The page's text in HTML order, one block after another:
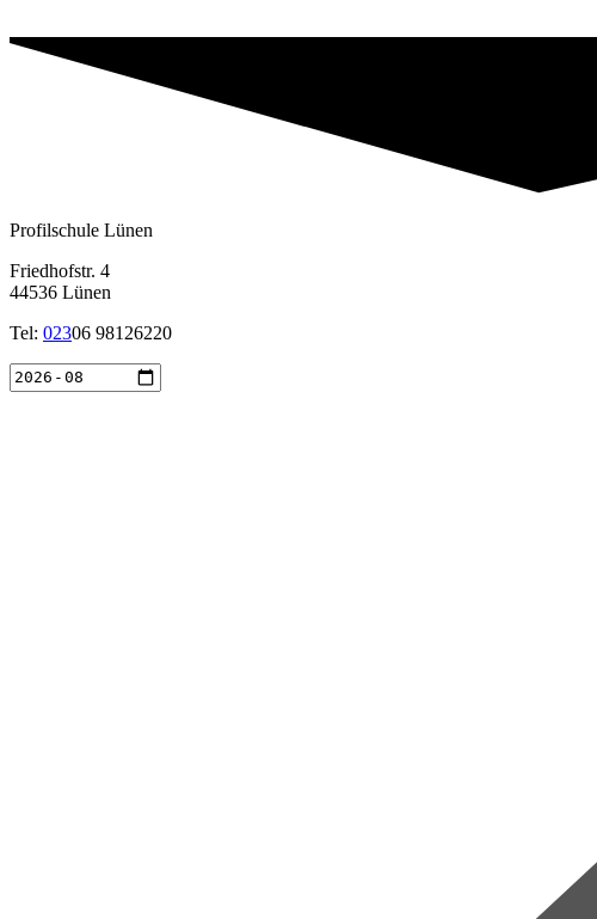
Profilschule Lünen
Friedhofstr. 4
44536 Lünen
Tel: 02306 98126220